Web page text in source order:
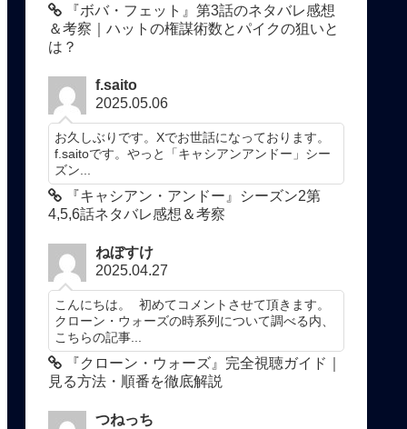
『ボバ・フェット』第3話のネタバレ感想
＆考察｜ハットの権謀術数とパイクの狙いと
は？
f.saito
2025.05.06
お久しぶりです。Xでお世話になっております。
f.saitoです。やっと「キャシアンアンドー」シー
ズン...
『キャシアン・アンドー』シーズン2第
4,5,6話ネタバレ感想＆考察
ねぼすけ
2025.04.27
こんにちは。 初めてコメントさせて頂きます。
クローン・ウォーズの時系列について調べる内、
こちらの記事...
『クローン・ウォーズ』完全視聴ガイド｜
見る方法・順番を徹底解説
つねっち